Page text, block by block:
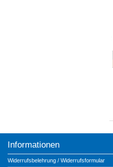
Informationen
Widerrufsbelehrung / Widerrufsformular